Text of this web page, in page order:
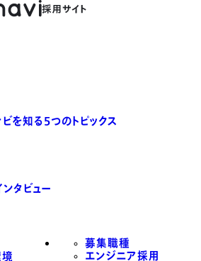
を知る5つのトピックス
タビュー
境
募集職種
エンジニア採用